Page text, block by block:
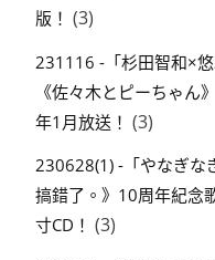
版！ (3)
231116 -「杉田智和×
《佐々木とピーちゃん
年1月放送！ (3)
230628(1) -「やなぎな
搞錯了。》10周年紀念
寸CD！ (3)